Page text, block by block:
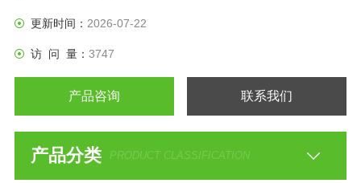
更新时间： 2026-07-22
访 问 量： 3747
产品咨询 联系我们
产品分类 PRODUCT CLASSIFICATION